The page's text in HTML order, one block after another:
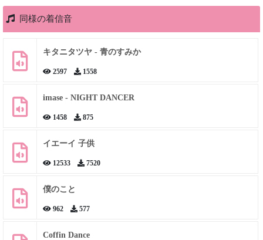
同様の着信音
キタニタツヤ - 青のすみか
2597 1558
imase - NIGHT DANCER
1458 875
イエーイ 子供
12533 7520
僕のこと
962 577
Coffin Dance